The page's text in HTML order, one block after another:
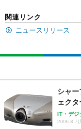
ュチェ
Sezlife
ワーク
レスト
ョン
務用 お
￥7,680
Sezlife
イト
【純正
フック
￥
【整備
x2袋(84
ネオ・
り 単品
￥1,800
Smart
関連リンク
ニュースリリース
シャ
ェクタ
IT・デジ
2006.8.7(